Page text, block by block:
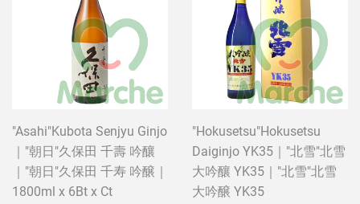
"Asahi"Kubota Senjyu Ginjo
｜"朝日"久保田 千壽 吟釀
｜"朝日"久保田 千寿 吟醸｜
1800ml x 6Bt x Ct
"Hokusetsu"Hokusetsu
Daiginjo YK35｜"北雪"北雪
大吟釀 YK35｜"北雪"北雪
大吟醸 YK35